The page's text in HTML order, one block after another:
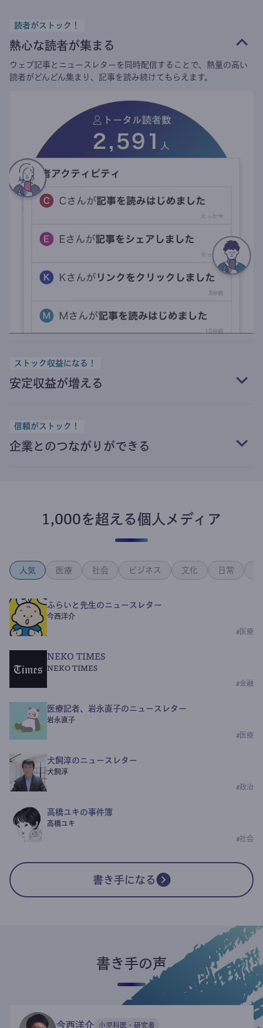
読者がストック！
熱心な読者が集まる
ウェブ記事とニュースレターを同時配信することで、熱量の高い
読者がどんどん集まり、記事を読み続けてもらえます。
ストック収益になる！
安定収益が増える
信頼がストック！
企業とのつながりができる
1,000を超える個人メディア
人気 医療 社会 ビジネス 文化 日常
ふらいと先生のニュースレター
今西洋介
# 医療
NEKO TIMES
NEKO TIMES
#金融
医療記者、岩永直子のニュースレター
岩永直子
# 医療
犬飼淳のニュースレター
犬飼淳
#政治
高橋ユキの事件簿
高橋ユキ
#社会
書き手になる
書き手の声
今西洋介 小児科医・研究者